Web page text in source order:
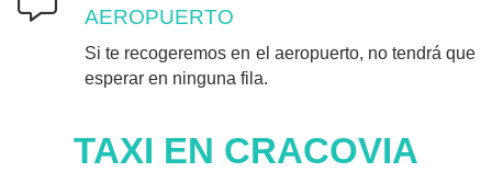
AEROPUERTO
Si te recogeremos en el aeropuerto, no tendrá que
esperar en ninguna fila.
TAXI EN CRACOVIA